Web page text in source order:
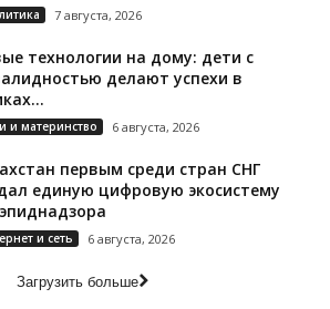
7 августа, 2026
технологии на дому: дети с
делают успехи в
и материнство 6 августа, 2026
первым среди стран СНГ
единую цифровую экосистему
и сеть 6 августа, 2026
Загрузить больше